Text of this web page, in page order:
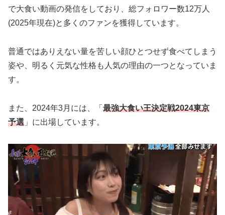
で大食い動画の発信をしており、総フォロワー数12万人
(2025年現在)と多くのファンを獲得しています。
普通ではありえない量を苦しい顔ひとつせず食べてしまう
姿や、明るく元気な性格も人気の理由の一つとなっていま
す。
また、2024年3月には、「 最強大食い王決定戦2024東京
予選 」に出場しています。